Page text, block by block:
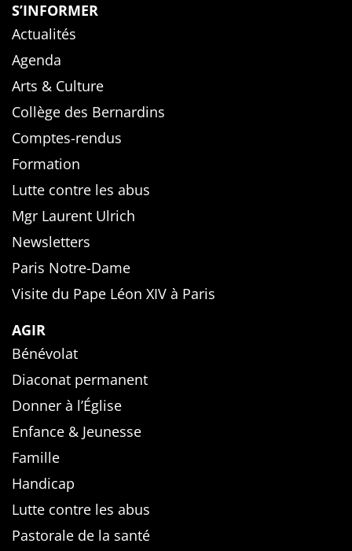
S’INFORMER
Actualités
Agenda
Arts & Culture
Collège des Bernardins
Comptes-rendus
Formation
Lutte contre les abus
Mgr Laurent Ulrich
Newsletters
Paris Notre-Dame
Visite du Pape Léon XIV à Paris
AGIR
Bénévolat
Diaconat permanent
Donner à l’Église
Enfance & Jeunesse
Famille
Handicap
Lutte contre les abus
Pastorale de la santé